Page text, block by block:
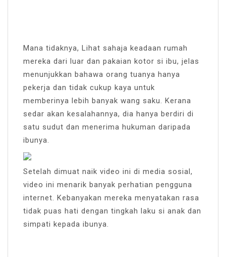
Mana tidaknya, Lihat sahaja keadaan rumah
mereka dari luar dan pakaian kotor si ibu, jelas
menunjukkan bahawa orang tuanya hanya
pekerja dan tidak cukup kaya untuk
memberinya lebih banyak wang saku. Kerana
sedar akan kesalahannya, dia hanya berdiri di
satu sudut dan menerima hukuman daripada
ibunya.
Setelah dimuat naik video ini di media sosial,
video ini menarik banyak perhatian pengguna
internet. Kebanyakan mereka menyatakan rasa
tidak puas hati dengan tingkah laku si anak dan
simpati kepada ibunya.